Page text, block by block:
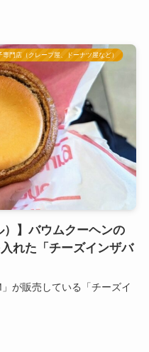
専門店（クレープ屋、ドーナツ屋など）
）】バウムクーヘンの
れた「チーズインザバ
が販売している「チーズイ